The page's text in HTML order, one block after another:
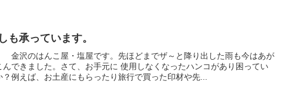
も承っています。
金沢のはんこ屋・塩屋です。先ほどまでザ～と降り出した雨も今はあが
んできました。さて、お手元に 使用しなくなったハンコがあり困ってい
例えば、お土産にもらったり旅行で買った印材や先...